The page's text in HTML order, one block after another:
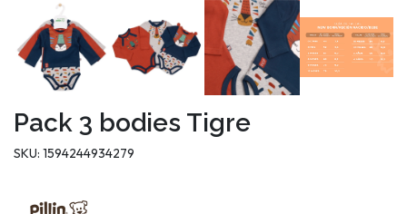
Pack 3 bodies Tigre
SKU: 1594244934279